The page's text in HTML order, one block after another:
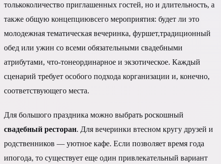
толькоколичество приглашенных гостей, но и длительность, а
также общую концепциювсего мероприятия: будет ли это
молодежная тематическая вечеринка, фуршет,традиционный
обед или ужин со всеми обязательными свадебными
атрибутами, что-тонеординарное и экзотическое. Каждый
сценарий требует особого подхода корганизации и, конечно,
соответствующего места.
Для большого праздника можно выбрать роскошный
свадебный ресторан. Для вечеринки втесном кругу друзей и
родственников — уютное кафе. Если позволяет время года
ипогода, то существует еще один привлекательный вариант